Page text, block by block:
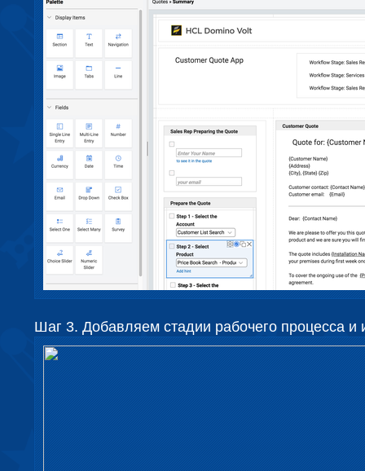
Шаг 3. Добавляем стадии рабочего процесса и